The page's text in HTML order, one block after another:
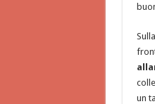
un